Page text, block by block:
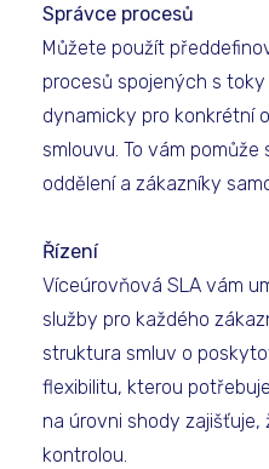
Správce procesů
Můžete použít
procesů spojených s
dynamicky pro konkrétní
smlouvu. To vám
oddělení a zákazníky
Řízení
Víceúrovňová SLA vám
služby pro každého
struktura smluv o
flexibilitu, kterou
na úrovni shody
kontrolou.